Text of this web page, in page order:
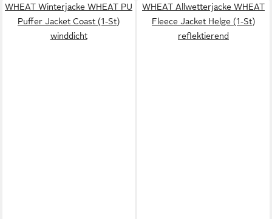
WHEAT Winterjacke WHEAT PU
Puffer Jacket Coast (1-St)
winddicht
WHEAT Allwetterjacke WHEAT
Fleece Jacket Helge (1-St)
reflektierend